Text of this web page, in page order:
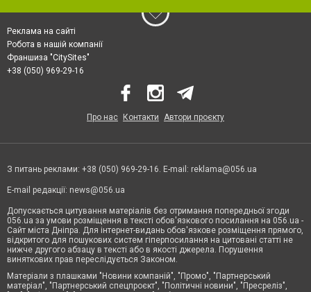
Реклама на сайті
Робота в нашій компанії
Франшиза "CitySites"
+38 (050) 969-29-16
Про нас Контакти Автори проєкту
З питань реклами: +38 (050) 969-29-16. E-mail: reklama@056.ua
E-mail редакції: news@056.ua
Допускається цитування матеріалів без отримання попередньої згоди
056.ua за умови розміщення в тексті обов'язкового посилання на 056.ua -
Сайт міста Дніпра. Для інтернет-видань обов'язкове розміщення прямого,
відкритого для пошукових систем гіперпосилання на цитовані статті не
нижче другого абзацу в тексті або в якості джерела. Порушення
виняткових прав переслідується Законом.
Матеріали з плашками "Новини компаній", "Промо", "Партнерський
матеріал", "Партнерський спецпроєкт", "Політичні новини", "Пресреліз",